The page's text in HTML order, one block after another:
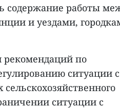
содержание работы
и уездами,
рекомендаций по
ситуации с
ситуации с